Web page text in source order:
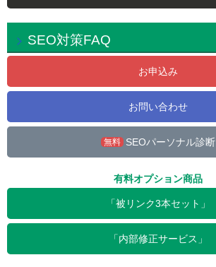
SEO対策FAQ
お申込み
お問い合わせ
無料 SEOパーソナル診断
有料オプション商品
「被リンク3本セット」
「内部修正サービス」